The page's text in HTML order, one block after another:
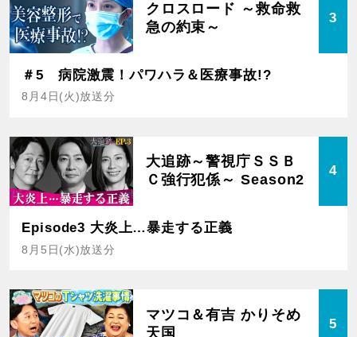
クロスロード ～救命救
急の約束～
3
＃5 病院激震！パワハラ＆医療事故!?
8月4日(火)放送分
大追跡～警視庁ＳＳＢ
Ｃ強行犯係～ Season2
4
Episode3 大炎上…暴走する正義
8月5日(水)放送分
マツコ＆有吉 かりそめ
天国
5